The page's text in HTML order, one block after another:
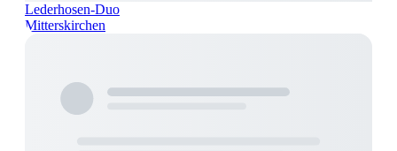
Lederhosen-Duo
Mitterskirchen